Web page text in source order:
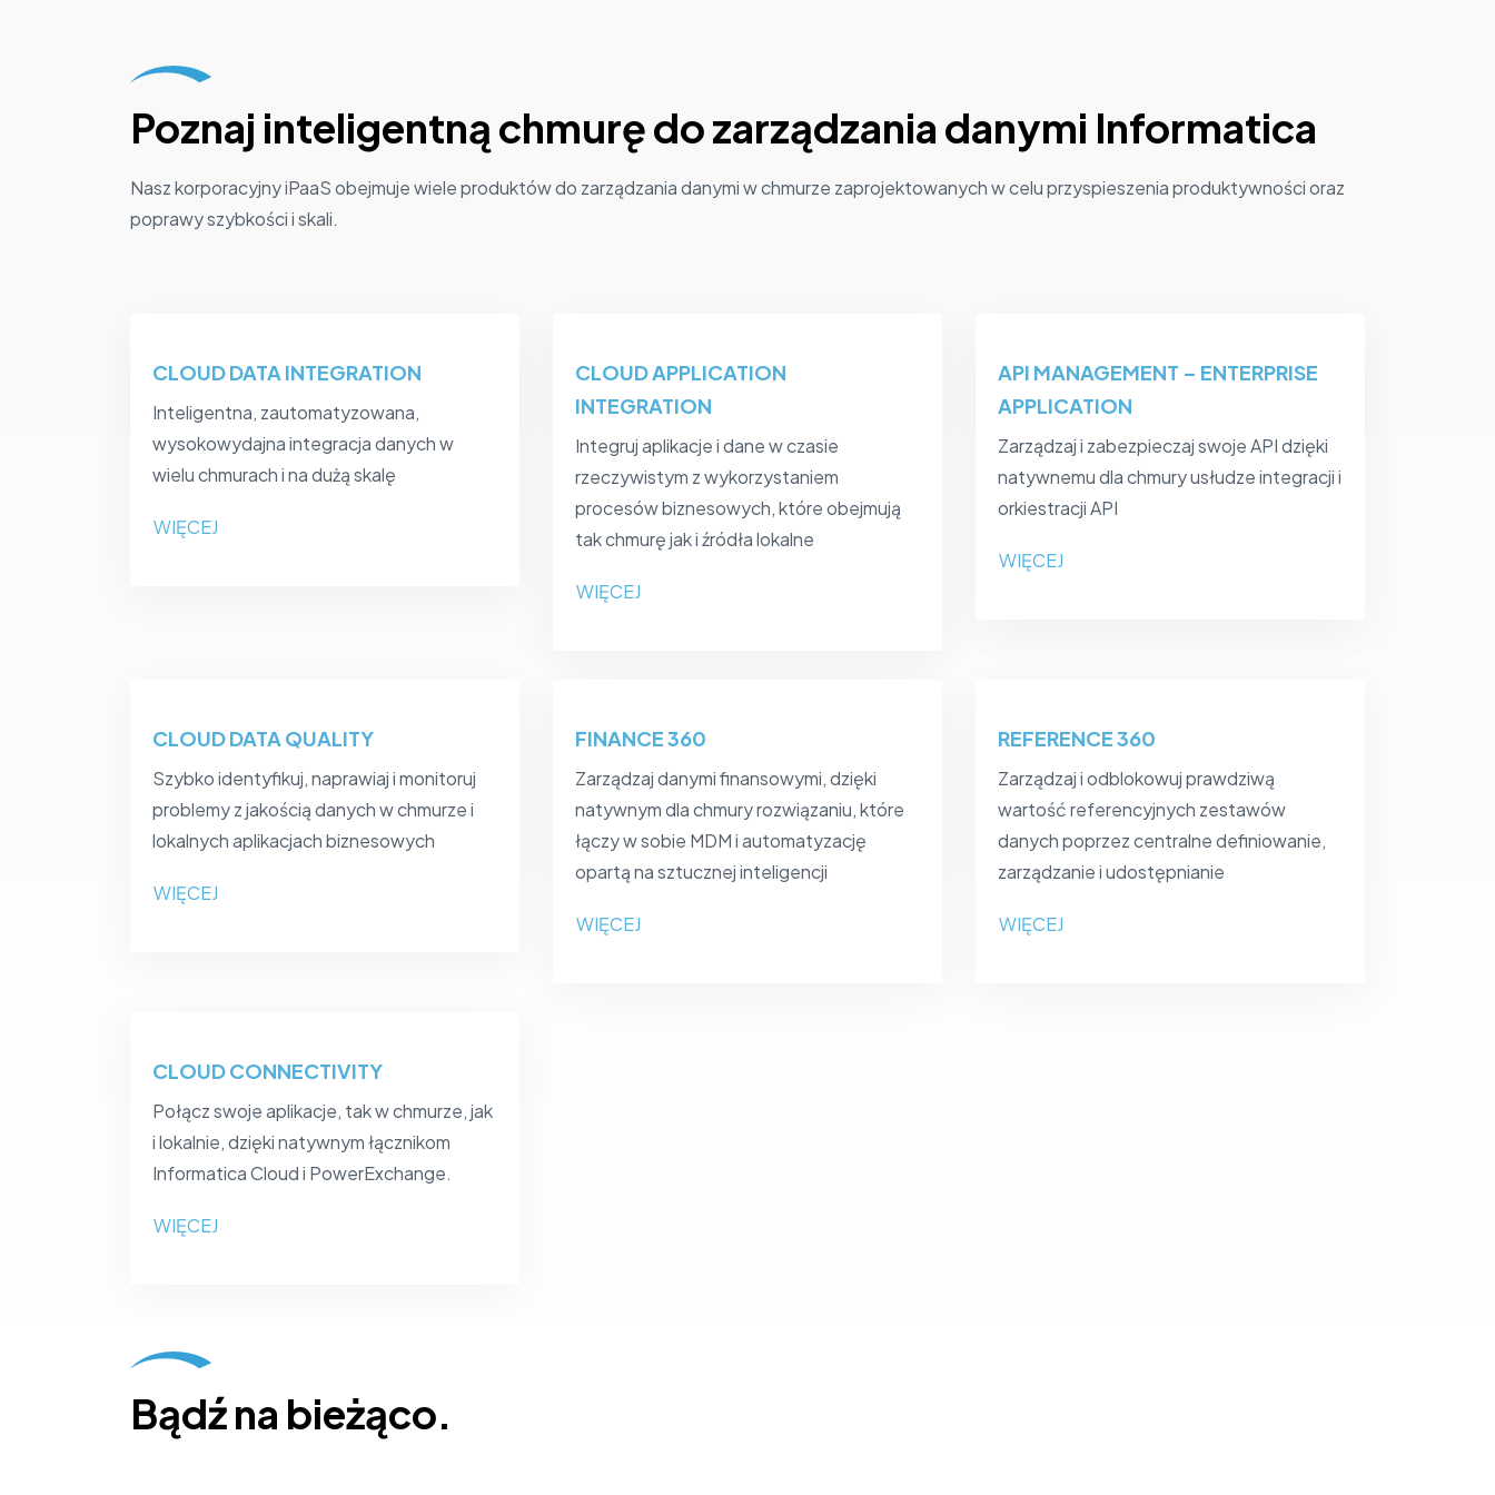
Poznaj inteligentną chmurę do zarządzania danymi Informatica
Nasz korporacyjny iPaaS obejmuje wiele produktów do zarządzania danymi w chmurze zaprojektowanych w celu przyspieszenia produktywności oraz
poprawy szybkości i skali.
CLOUD DATA INTEGRATION
Inteligentna, zautomatyzowana,
wysokowydajna integracja danych w
wielu chmurach i na dużą skalę
WIĘCEJ
CLOUD APPLICATION
INTEGRATION
Integruj aplikacje i dane w czasie
rzeczywistym z wykorzystaniem
procesów biznesowych, które obejmują
tak chmurę jak i źródła lokalne
WIĘCEJ
API MANAGEMENT – ENTERPRISE
APPLICATION
Zarządzaj i zabezpieczaj swoje API dzięki
natywnemu dla chmury usłudze integracji i
orkiestracji API
WIĘCEJ
CLOUD DATA QUALITY
Szybko identyfikuj, naprawiaj i monitoruj
problemy z jakością danych w chmurze i
lokalnych aplikacjach biznesowych
WIĘCEJ
FINANCE 360
Zarządzaj danymi finansowymi, dzięki
natywnym dla chmury rozwiązaniu, które
łączy w sobie MDM i automatyzację
opartą na sztucznej inteligencji
WIĘCEJ
REFERENCE 360
Zarządzaj i odblokowuj prawdziwą
wartość referencyjnych zestawów
danych poprzez centralne definiowanie,
zarządzanie i udostępnianie
WIĘCEJ
CLOUD CONNECTIVITY
Połącz swoje aplikacje, tak w chmurze, jak
i lokalnie, dzięki natywnym łącznikom
Informatica Cloud i PowerExchange.
WIĘCEJ
Bądź na bieżąco.